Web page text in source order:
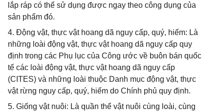
lắp ráp có thể sử dụng được ngay theo công dụng của
sản phẩm đó.
4. Động vật, thực vật hoang dã nguy cấp, quý, hiếm: Là
những loài động vật, thực vật hoang dã nguy cấp quy
định trong các Phụ lục của Công ước về buôn bán quốc
tế các loài động vật, thực vật hoang dã nguy cấp
(CITES) và những loài thuộc Danh mục động vật, thực
vật rừng nguy cấp, quý, hiếm do Chính phủ quy định.
5. Giống vật nuôi: Là quần thể vật nuôi cùng loài, cùng